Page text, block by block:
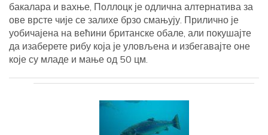
бакалара и вахње, Поллоцк је одлична алтернатива за
ове врсте чије се залихе брзо смањују. Прилично је
уобичајена на већини британске обале, али покушајте
да изаберете рибу која је уловљена и избегавајте оне
које су младе и мање од 50 цм.